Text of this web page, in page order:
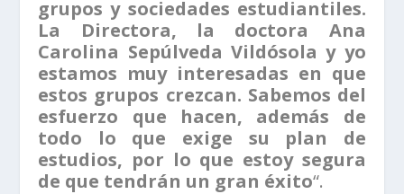
grupos y sociedades estudiantiles.
La Directora, la doctora Ana
Carolina Sepúlveda Vildósola y yo
estamos muy interesadas en que
estos grupos crezcan. Sabemos del
esfuerzo que hacen, además de
todo lo que exige su plan de
estudios, por lo que estoy segura
de que tendrán un gran éxito“.